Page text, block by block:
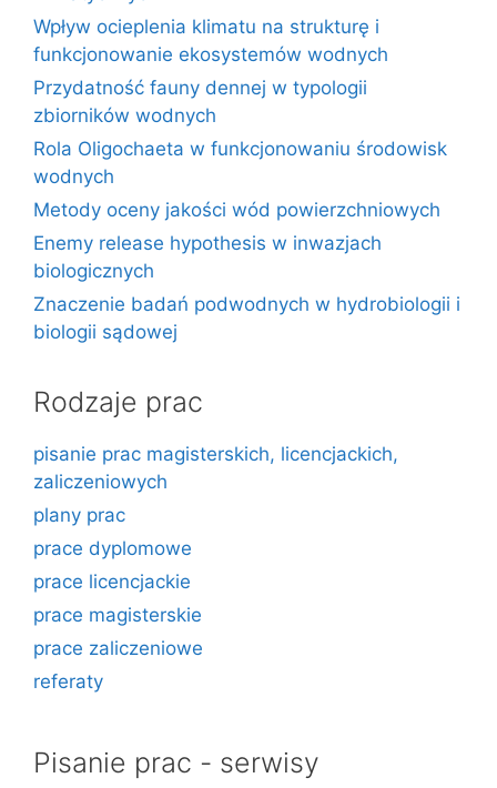
Wpływ ocieplenia klimatu na strukturę i
funkcjonowanie ekosystemów wodnych
Przydatność fauny dennej w typologii
zbiorników wodnych
Rola Oligochaeta w funkcjonowaniu środowisk
wodnych
Metody oceny jakości wód powierzchniowych
Enemy release hypothesis w inwazjach
biologicznych
Znaczenie badań podwodnych w hydrobiologii i
biologii sądowej
Rodzaje prac
pisanie prac magisterskich, licencjackich,
zaliczeniowych
plany prac
prace dyplomowe
prace licencjackie
prace magisterskie
prace zaliczeniowe
referaty
Pisanie prac - serwisy